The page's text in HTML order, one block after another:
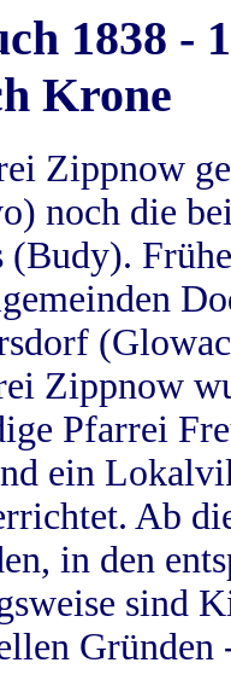
1838 -
Krone
Zippnow
noch die
(Budy).
Zippnow
Pfarrei
ein
Ab
in den
sind